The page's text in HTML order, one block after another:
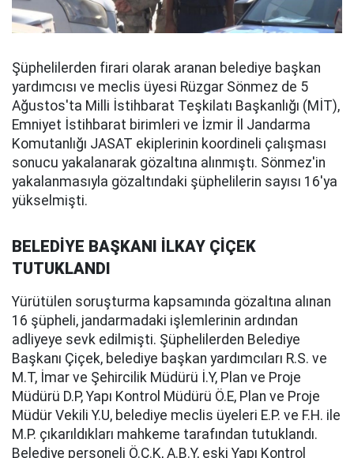
Şüphelilerden firari olarak aranan belediye başkan
yardımcısı ve meclis üyesi Rüzgar Sönmez de 5
Ağustos'ta Milli İstihbarat Teşkilatı Başkanlığı (MİT),
Emniyet İstihbarat birimleri ve İzmir İl Jandarma
Komutanlığı JASAT ekiplerinin koordineli çalışması
sonucu yakalanarak gözaltına alınmıştı. Sönmez'in
yakalanmasıyla gözaltındaki şüphelilerin sayısı 16'ya
yükselmişti.
BELEDİYE BAŞKANI İLKAY ÇİÇEK
TUTUKLANDI
Yürütülen soruşturma kapsamında gözaltına alınan
16 şüpheli, jandarmadaki işlemlerinin ardından
adliyeye sevk edilmişti. Şüphelilerden Belediye
Başkanı Çiçek, belediye başkan yardımcıları R.S. ve
M.T, İmar ve Şehircilik Müdürü İ.Y, Plan ve Proje
Müdürü D.P, Yapı Kontrol Müdürü Ö.E, Plan ve Proje
Müdür Vekili Y.U, belediye meclis üyeleri E.P. ve F.H. ile
M.P. çıkarıldıkları mahkeme tarafından tutuklandı.
Belediye personeli Ö.C.K, A.B.Y, eski Yapı Kontrol